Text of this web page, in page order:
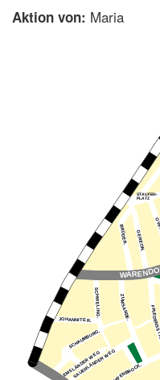
Aktion von: Maria